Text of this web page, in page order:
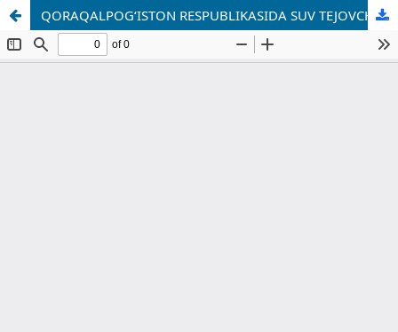
QORAQALPOG‘ISTON RESPUBLIKASIDA SUV TEJOVCHI TEXNOLOGIYALARNI JORIY ETISHNI DAVLAT TOMONIDAN MOLIYAVIY QO‘LLABQUVVATLASHNI TAKOMILLASHTIRISH